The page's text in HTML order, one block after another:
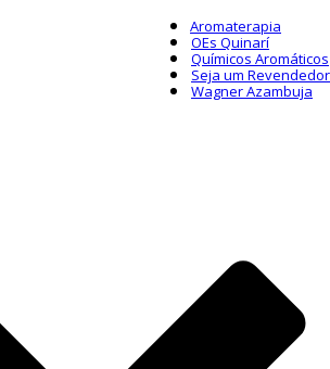
Aromaterapia
OEs Quinarí
Químicos Aromáticos
Seja um Revendedor
Wagner Azambuja